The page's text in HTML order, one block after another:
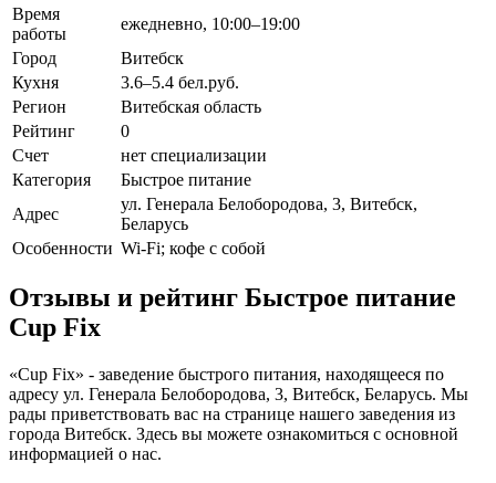
Время
работы
ежедневно, 10:00–19:00
Город
Витебск
Кухня
3.6–5.4 бел.руб.
Регион
Витебская область
Рейтинг
0
Счет
нет специализации
Категория
Быстрое питание
Адрес
ул. Генерала Белобородова, 3, Витебск,
Беларусь
Особенности Wi-Fi; кофе с собой
Отзывы и рейтинг Быстрое питание
Cup Fix
«Cup Fix» - заведение быстрого питания, находящееся по
адресу ул. Генерала Белобородова, 3, Витебск, Беларусь. Мы
рады приветствовать вас на странице нашего заведения из
города Витебск. Здесь вы можете ознакомиться с основной
информацией о нас.